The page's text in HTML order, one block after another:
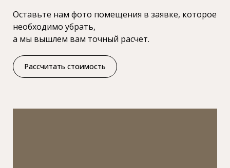
Оставьте нам фото помещения в заявке, которое
необходимо убрать,
а мы вышлем вам точный расчет.
Рассчитать стоимость